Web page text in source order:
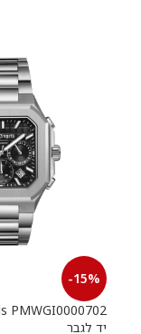
-15%
יד לגבר